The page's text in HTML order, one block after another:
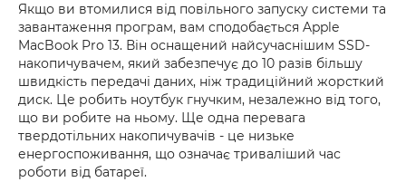
Якщо ви втомилися від повільного запуску системи та
завантаження програм, вам сподобається Apple
MacBook Pro 13. Він оснащений найсучаснішим SSD-
накопичувачем, який забезпечує до 10 разів більшу
швидкість передачі даних, ніж традиційний жорсткий
диск. Це робить ноутбук гнучким, незалежно від того,
що ви робите на ньому. Ще одна перевага
твердотільних накопичувачів - це низьке
енергоспоживання, що означає триваліший час
роботи від батареї.